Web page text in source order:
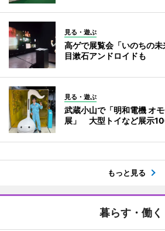
見る・遊ぶ
高ゲで展覧会「いのちの
目漱石アンドロイドも
見る・遊ぶ
武蔵小山で「明和電機 オ
展」 大型トイなど展示
もっと見る
暮らす・働く